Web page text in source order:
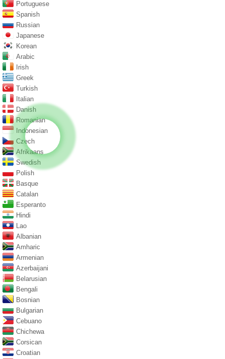
Portuguese
Spanish
Russian
Japanese
Korean
Arabic
Irish
Greek
Turkish
Italian
Danish
Romanian
Indonesian
Czech
Afrikaans
Swedish
Polish
Basque
Catalan
Esperanto
Hindi
Lao
Albanian
Amharic
Armenian
Azerbaijani
Belarusian
Bengali
Bosnian
Bulgarian
Cebuano
Chichewa
Corsican
Croatian